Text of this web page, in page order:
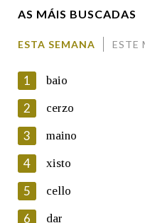
En cumprimento da
Protección de Datos de
Galega informa a aqueles
electrónico, así como
persoal, que estes datos
automatizado de carácter
AS MÁIS BUSCADAS
ESTA SEMANA ESTE
1 baio
2 cerzo
3 maino
4 xisto
5 cello
6 dar